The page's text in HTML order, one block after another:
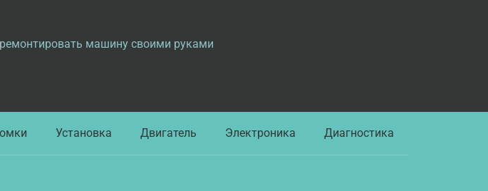
машину своими руками
Установка Двигатель Электроника Диагностика